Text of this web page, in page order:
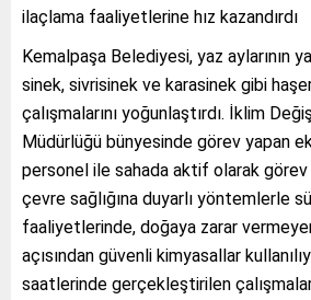
ilaçlama faaliyetlerine hız kazandırdı
Kemalpaşa Belediyesi, yaz aylarının
sinek, sivrisinek ve karasinek gibi
çalışmalarını yoğunlaştırdı. İklim
Müdürlüğü bünyesinde görev yapan
personel ile sahada aktif olarak görev
çevre sağlığına duyarlı yöntemlerle
faaliyetlerinde, doğaya zarar
açısından güvenli kimyasallar
saatlerinde gerçekleştirilen